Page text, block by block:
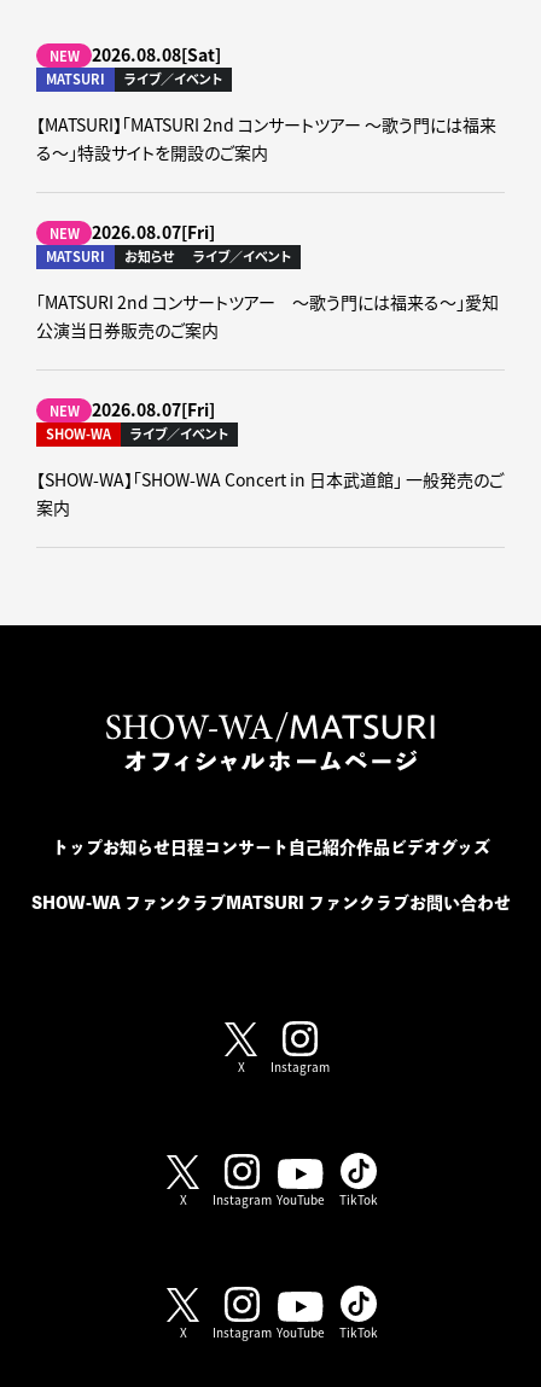
NEW 2026.08.08[Sat]
MATSURI ライブ／イベント
【MATSURI】「MATSURI 2nd コンサートツアー ～歌う門には福来
る～」特設サイトを開設のご案内
NEW 2026.08.07[Fri]
MATSURI お知らせ ライブ／イベント
「MATSURI 2nd コンサートツアー ～歌う門には福来る～」愛知
公演当日券販売のご案内
NEW 2026.08.07[Fri]
SHOW-WA ライブ／イベント
【SHOW-WA】「SHOW-WA Concert in 日本武道館」 一般発売のご
案内
トップお知らせ日程コンサート 自己紹介作品ビデオグッズ
SHOW-WA ファンクラブ MATSURI ファンクラブ お問い合わせ
X Instagram
X Instagram YouTube TikTok
X Instagram YouTube TikTok